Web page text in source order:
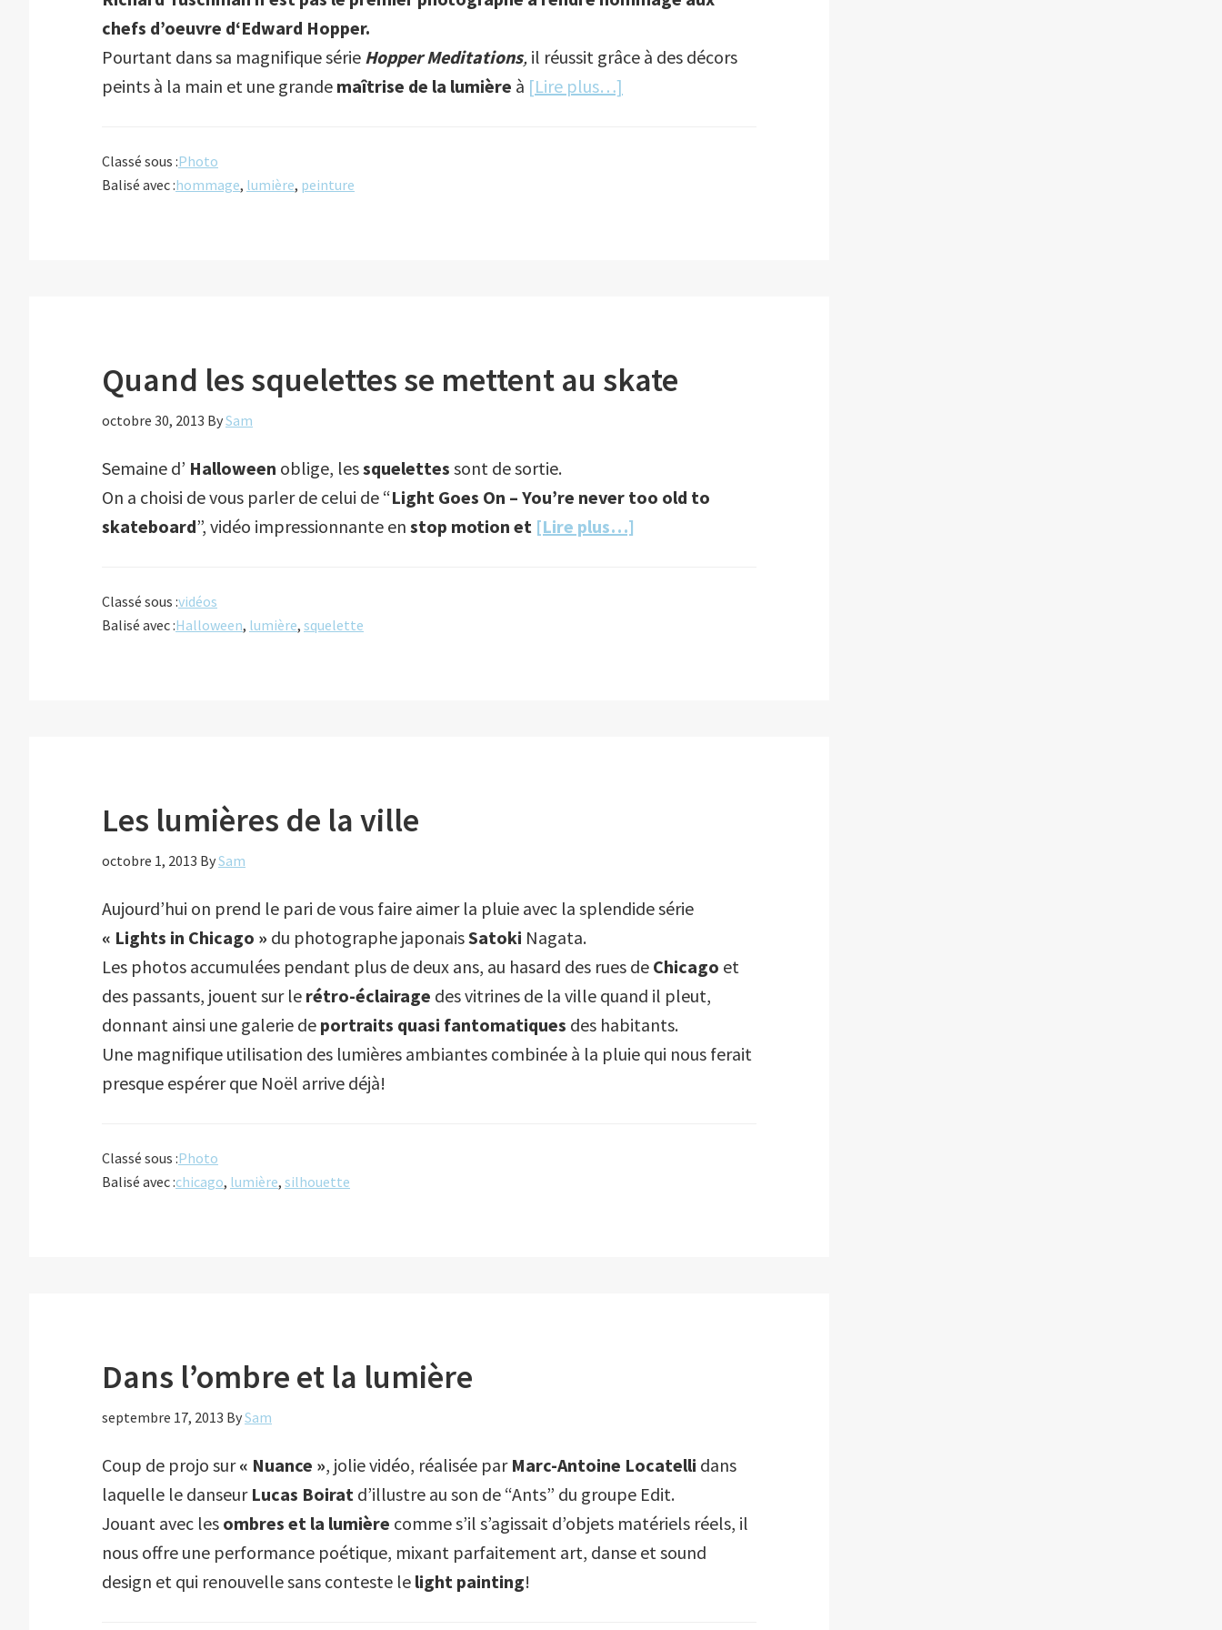
chefs d’oeuvre d‘Edward Hopper.
Pourtant dans sa magnifique série Hopper Meditations, il réussit grâce à des décors
peints à la main et une grande maîtrise de la lumière à [Lire plus…]
Classé sous :Photo
Balisé avec :hommage, lumière, peinture
Quand les squelettes se mettent au skate
octobre 30, 2013 BySam
Semaine d’ Halloween oblige, lessquelettes sont de sortie.
On a choisi de vous parler de celui de “Light Goes On – You’re never too old to
skateboard”, vidéo impressionnante en stop motion et [Lire plus…]
Classé sous :vidéos
Balisé avec :Halloween, lumière, squelette
Les lumières de la ville
octobre 1, 2013 BySam
Aujourd’hui on prend le pari de vous faire aimer la pluie avec la splendide série
« Lights in Chicago » du photographe japonaisSatoki Nagata.
Les photos accumulées pendant plus de deux ans, au hasard des rues de Chicago et
des passants, jouent sur le rétro-éclairage des vitrines de la ville quand il pleut,
donnant ainsi une galerie de portraits quasi fantomatiques des habitants.
Une magnifique utilisation des lumières ambiantes combinée à la pluie qui nous ferait
presque espérer que Noël arrive déjà!
Classé sous :Photo
Balisé avec :chicago, lumière, silhouette
Dans l’ombre et la lumière
septembre 17, 2013 BySam
Coup de projo sur« Nuance », jolie vidéo, réalisée par Marc-Antoine Locatelli dans
laquelle le danseur Lucas Boirat d’illustre au son de “Ants” du groupe Edit.
Jouant avec les ombres et la lumière comme s’il s’agissait d’objets matériels réels, il
nous offre une performance poétique, mixant parfaitement art, danse et sound
design et qui renouvelle sans conteste le light painting!